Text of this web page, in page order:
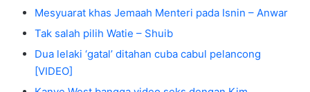
Mesyuarat khas Jemaah Menteri pada Isnin – Anwar
Tak salah pilih Watie – Shuib
Dua lelaki ‘gatal’ ditahan cuba cabul pelancong
[VIDEO]